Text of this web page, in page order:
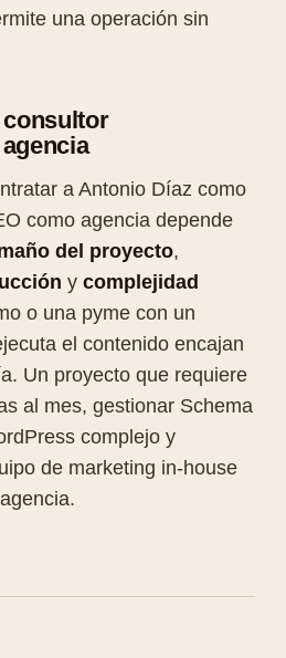
una operación sin
consultor
a Antonio Díaz como
como agencia depende
del proyecto,
y complejidad
o una pyme con un
el contenido encajan
Un proyecto que requiere
al mes, gestionar Schema
complejo y
de marketing in-house